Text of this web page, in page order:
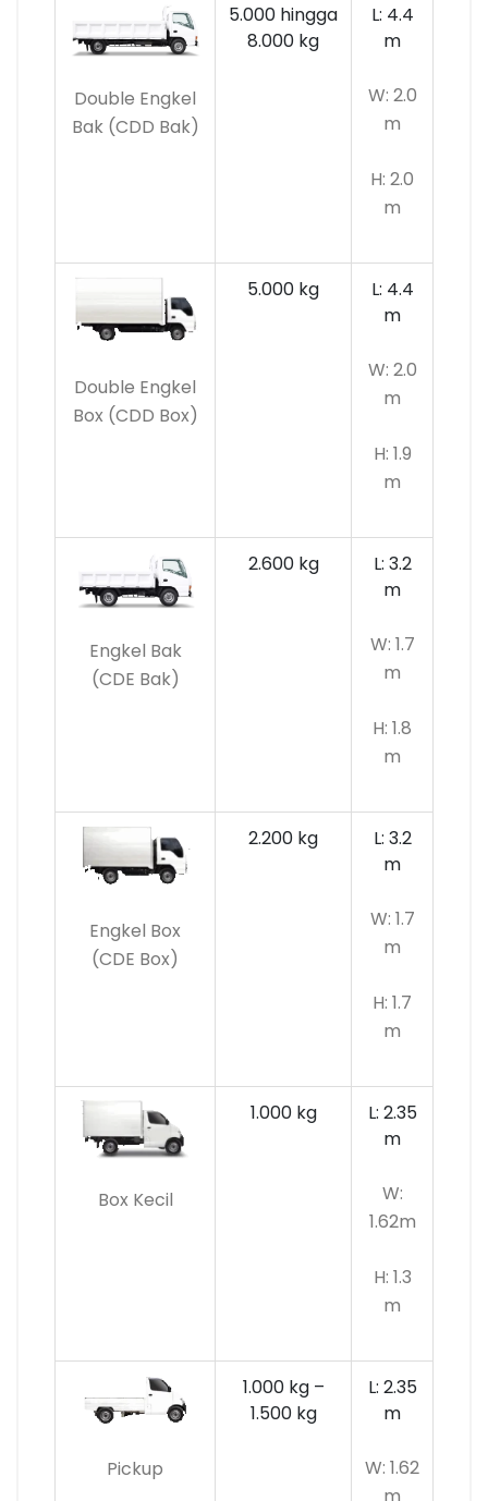
Double Engkel
Bak (CDD Bak)
5.000 hingga
8.000 kg
L: 4.4
m
W: 2.0
m
H: 2.0
m
Double Engkel
Box (CDD Box)
5.000 kg
L: 4.4
m
W: 2.0
m
H: 1.9
m
Engkel Bak
(CDE Bak)
2.600 kg
L: 3.2
m
W: 1.7
m
H: 1.8
m
Engkel Box
(CDE Box)
2.200 kg
L: 3.2
m
W: 1.7
m
H: 1.7
m
Box Kecil
1.000 kg
L: 2.35
m
W:
1.62m
H: 1.3
m
Pickup
1.000 kg –
1.500 kg
L: 2.35
m
W: 1.62
m